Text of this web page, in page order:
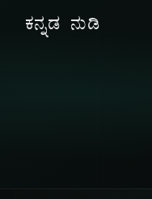
ಕನ್ನಡ ನುಡಿ